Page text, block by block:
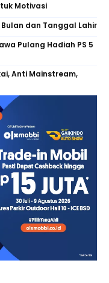
Motivasi
dan Tanggal Lahir
Pulang Hadiah PS 5
Anti Mainstream,